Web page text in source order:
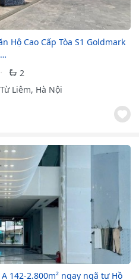
Hộ Cao Cấp Tòa S1 Goldmark
2
Liêm, Hà Nội
142-2.800m² ngay ngã tư Hồ